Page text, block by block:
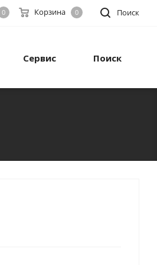
Поиск
0 Корзина 0
Сервис Поиск